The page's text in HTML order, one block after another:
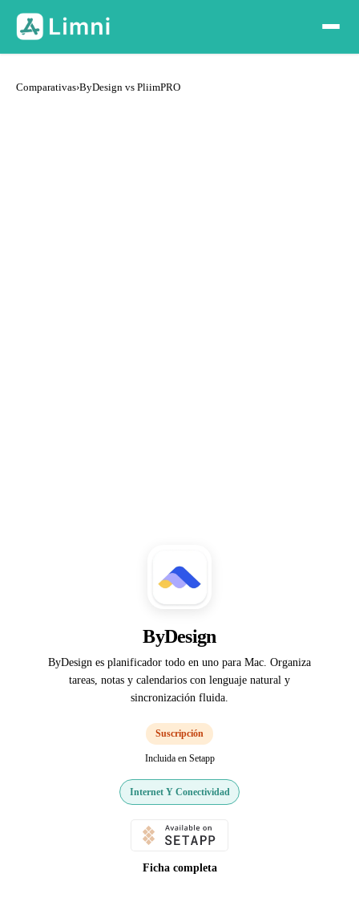
Comparativas›ByDesign vs PliimPRO
ByDesign
ByDesign es planificador todo en uno para Mac. Organiza
tareas, notas y calendarios con lenguaje natural y
sincronización fluida.
Suscripción
Incluida en Setapp
Internet Y Conectividad
Ficha completa